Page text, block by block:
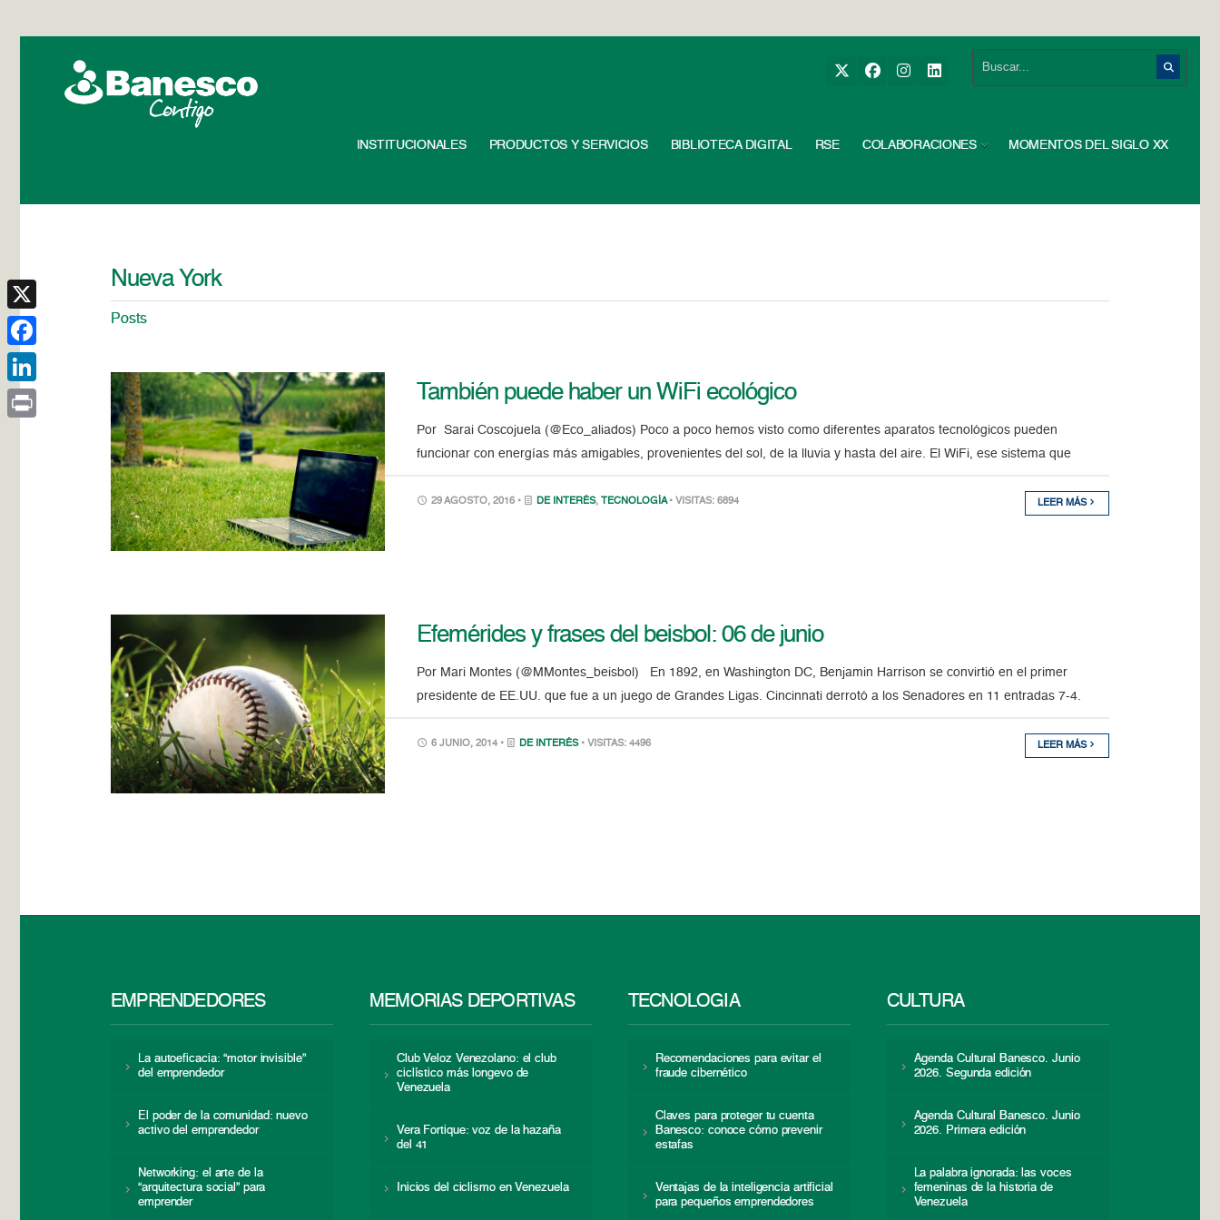
INSTITUCIONALES PRODUCTOS Y SERVICIOS BIBLIOTECA DIGITAL RSE COLABORACIONES MOMENTOS DEL SIGLO XX
Nueva York
Posts
También puede haber un WiFi ecológico
Por Sarai Coscojuela (@Eco_aliados) Poco a poco hemos visto como diferentes aparatos tecnológicos pueden
funcionar con energías más amigables, provenientes del sol, de la lluvia y hasta del aire. El WiFi, ese sistema que
29 AGOSTO, 2016 • DE INTERÉS, TECNOLOGÍA • VISITAS: 6894 LEER MÁS
Efemérides y frases del beisbol: 06 de junio
Por Mari Montes (@MMontes_beisbol) En 1892, en Washington DC, Benjamin Harrison se convirtió en el primer
presidente de EE.UU. que fue a un juego de Grandes Ligas. Cincinnati derrotó a los Senadores en 11 entradas 7-4.
6 JUNIO, 2014 • DE INTERÉS • VISITAS: 4496 LEER MÁS
EMPRENDEDORES
La autoeficacia: “motor invisible”
del emprendedor
El poder de la comunidad: nuevo
activo del emprendedor
Networking: el arte de la
“arquitectura social” para
emprender
MEMORIAS DEPORTIVAS
Club Veloz Venezolano: el club
ciclístico más longevo de
Venezuela
Vera Fortique: voz de la hazaña
del 41
Inicios del ciclismo en Venezuela
TECNOLOGÍA
Recomendaciones para evitar el
fraude cibernético
Claves para proteger tu cuenta
Banesco: conoce cómo prevenir
estafas
Ventajas de la inteligencia artificial
para pequeños emprendedores
CULTURA
Agenda Cultural Banesco. Junio
2026. Segunda edición
Agenda Cultural Banesco. Junio
2026. Primera edición
La palabra ignorada: las voces
femeninas de la historia de
Venezuela
X
Facebook
LinkedIn